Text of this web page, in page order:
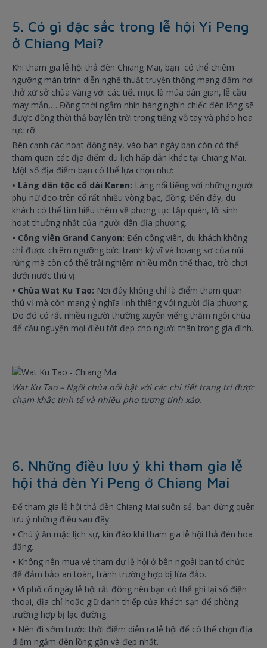
5. Có gì đặc sắc trong lễ hội Yi Peng
ở Chiang Mai?
Khi tham gia lễ hội thả đèn Chiang Mai, bạn có thể chiêm
ngưỡng màn trình diễn nghệ thuật truyền thống mang đậm hơi
thở xứ sở chùa Vàng với các tiết mục là múa dân gian, lễ cầu
may mắn,… Đồng thời ngắm nhìn hàng nghìn chiếc đèn lồng sẽ
được đồng thời thả bay lên trời trong tiếng vỗ tay và pháo hoa
rực rỡ.
Bên cạnh các hoạt động này, vào ban ngày bạn còn có thể
tham quan các địa điểm du lịch hấp dẫn khác tại Chiang Mai.
Một số địa điểm bạn có thể lựa chọn như:
• Làng dân tộc cổ dài Karen: Làng nổi tiếng với những người
phụ nữ đeo trên cổ rất nhiều vòng bạc, đồng. Đến đây, du
khách có thể tìm hiểu thêm về phong tục tập quán, lối sinh
hoạt thường nhật của người dân địa phương.
• Công viên Grand Canyon: Đến công viên, du khách không
chỉ được chiêm ngưỡng bức tranh kỳ vĩ và hoang sơ của núi
rừng mà còn có thể trải nghiệm nhiều môn thể thao, trò chơi
dưới nước thú vị.
• Chùa Wat Ku Tao: Nơi đây không chỉ là điểm tham quan
thú vị mà còn mang ý nghĩa linh thiêng với người địa phương.
Do đó có rất nhiều người thường xuyên viếng thăm ngôi chùa
để cầu nguyện mọi điều tốt đẹp cho người thân trong gia đình.
Wat Ku Tao – Ngôi chùa nổi bật với các chi tiết trang trí được
chạm khắc tinh tế và nhiều pho tượng tinh xảo.
6. Những điều lưu ý khi tham gia lễ
hội thả đèn Yi Peng ở Chiang Mai
Để tham gia lễ hội thả đèn Chiang Mai suôn sẻ, bạn đừng quên
lưu ý những điều sau đây:
• Chú ý ăn mặc lịch sự, kín đáo khi tham gia lễ hội thả đèn hoa
đăng.
• Không nên mua vé tham dự lễ hội ở bên ngoài ban tổ chức
để đảm bảo an toàn, tránh trường hợp bị lừa đảo.
• Vì phố cổ ngày lễ hội rất đông nên bạn có thể ghi lại số điện
thoại, địa chỉ hoặc giữ danh thiếp của khách sạn để phòng
trường hợp bị lạc đường.
• Nên đi sớm trước thời điểm diễn ra lễ hội để có thể chọn địa
điểm ngắm đèn lồng gần và đẹp nhất.